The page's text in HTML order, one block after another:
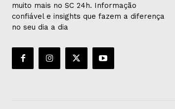
muito mais no SC 24h. Informação
confiável e insights que fazem a diferença
no seu dia a dia